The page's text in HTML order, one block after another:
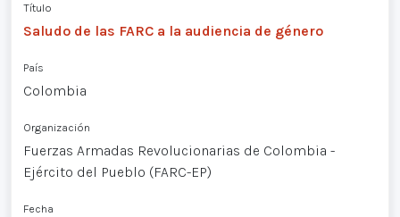
Título
Saludo de las FARC a la audiencia de género
País
Colombia
Organización
Fuerzas Armadas Revolucionarias de Colombia -
Ejército del Pueblo (FARC-EP)
Fecha